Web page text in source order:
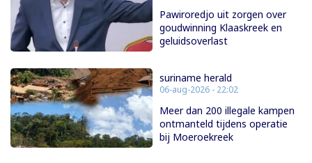
Pawiroredjo uit zorgen over
goudwinning Klaaskreek en
geluidsoverlast
suriname herald
06-aug-2026 - 22:02
Meer dan 200 illegale kampen
ontmanteld tijdens operatie
bij Moeroekreek